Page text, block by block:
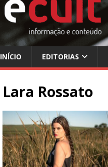
INÍCIO EDITORIAS
Lara Rossato